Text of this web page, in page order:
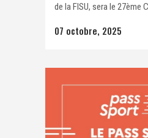
de la FISU, sera le 27ème
07 octobre, 2025